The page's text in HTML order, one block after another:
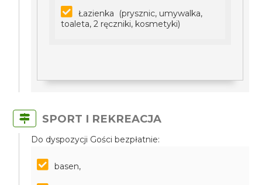
Łazienka (prysznic, umywalka,
toaleta, 2 ręczniki, kosmetyki)
SPORT I REKREACJA
Do dyspozycji Gości bezpłatnie:
basen,